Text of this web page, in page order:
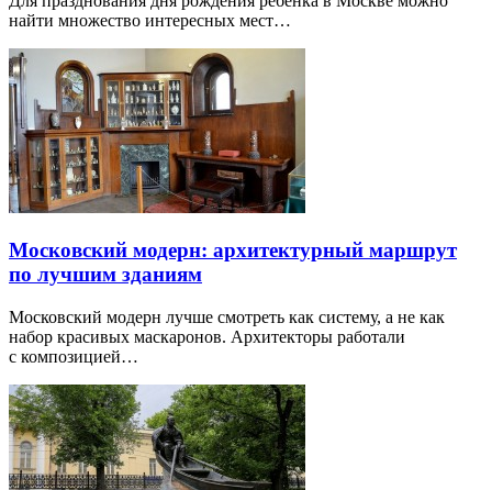
найти множество интересных мест…
Московский модерн: архитектурный маршрут
по лучшим зданиям
Московский модерн лучше смотреть как систему, а не как
набор красивых маскаронов. Архитекторы работали
с композицией…